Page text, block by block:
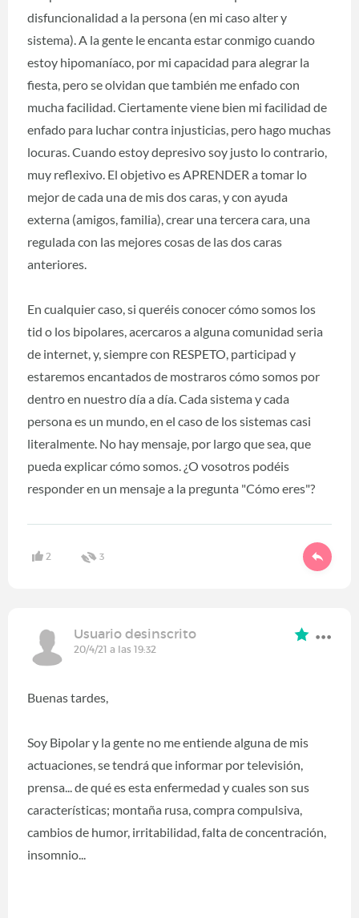
disfuncionalidad a la persona (en mi caso alter y
sistema). A la gente le encanta estar conmigo cuando
estoy hipomaníaco, por mi capacidad para alegrar la
fiesta, pero se olvidan que también me enfado con
mucha facilidad. Ciertamente viene bien mi facilidad de
enfado para luchar contra injusticias, pero hago muchas
locuras. Cuando estoy depresivo soy justo lo contrario,
muy reflexivo. El objetivo es APRENDER a tomar lo
mejor de cada una de mis dos caras, y con ayuda
externa (amigos, familia), crear una tercera cara, una
regulada con las mejores cosas de las dos caras
anteriores.
En cualquier caso, si queréis conocer cómo somos los
tid o los bipolares, acercaros a alguna comunidad seria
de internet, y, siempre con RESPETO, participad y
estaremos encantados de mostraros cómo somos por
dentro en nuestro día a día. Cada sistema y cada
persona es un mundo, en el caso de los sistemas casi
literalmente. No hay mensaje, por largo que sea, que
pueda explicar cómo somos. ¿O vosotros podéis
responder en un mensaje a la pregunta "Cómo eres"?
2 3
Usuario desinscrito
20/4/21 a las 19:32
Buenas tardes,
Soy Bipolar y la gente no me entiende alguna de mis
actuaciones, se tendrá que informar por televisión,
prensa... de qué es esta enfermedad y cuales son sus
características; montaña rusa, compra compulsiva,
cambios de humor, irritabilidad, falta de concentración,
insomnio...